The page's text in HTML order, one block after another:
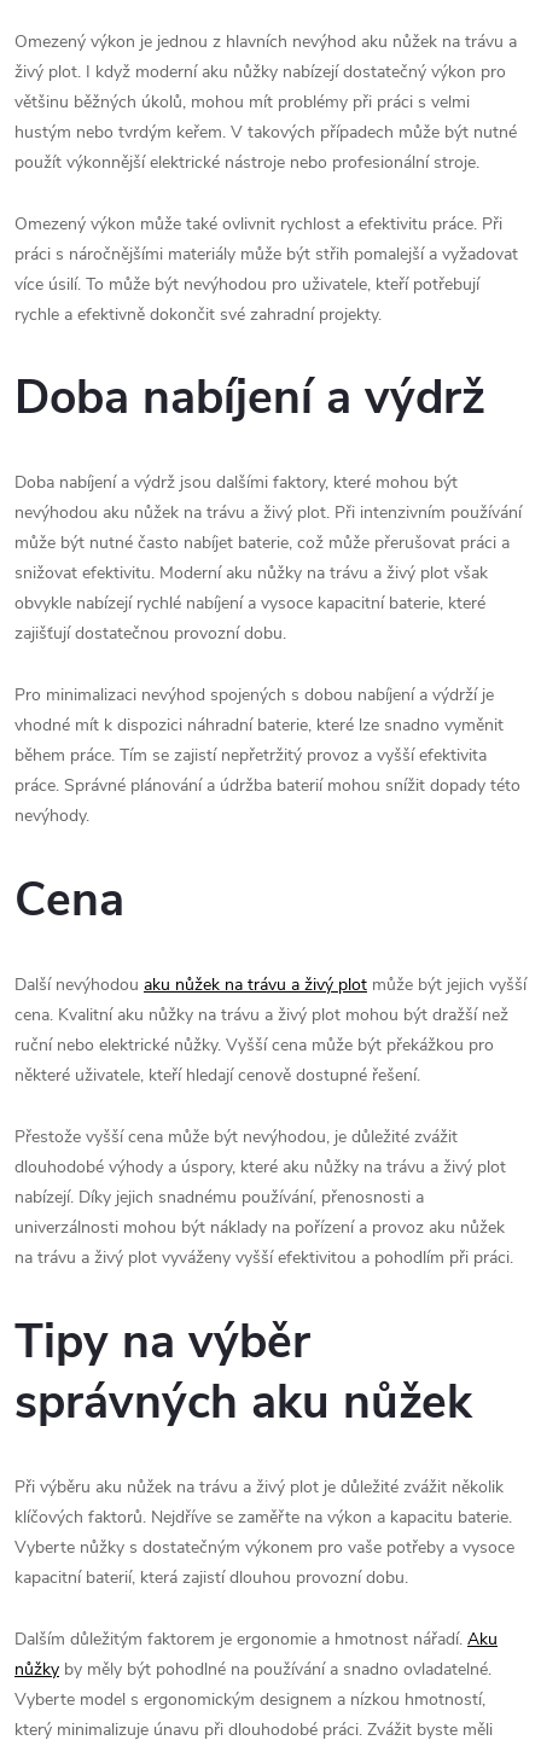
Omezený výkon je jednou z hlavních nevýhod aku nůžek na trávu a
živý plot. I když moderní aku nůžky nabízejí dostatečný výkon pro
většinu běžných úkolů, mohou mít problémy při práci s velmi
hustým nebo tvrdým keřem. V takových případech může být nutné
použít výkonnější elektrické nástroje nebo profesionální stroje.
Omezený výkon může také ovlivnit rychlost a efektivitu práce. Při
práci s náročnějšími materiály může být střih pomalejší a vyžadovat
více úsilí. To může být nevýhodou pro uživatele, kteří potřebují
rychle a efektivně dokončit své zahradní projekty.
Doba nabíjení a výdrž
Doba nabíjení a výdrž jsou dalšími faktory, které mohou být
nevýhodou aku nůžek na trávu a živý plot. Při intenzivním používání
může být nutné často nabíjet baterie, což může přerušovat práci a
snižovat efektivitu. Moderní aku nůžky na trávu a živý plot však
obvykle nabízejí rychlé nabíjení a vysoce kapacitní baterie, které
zajišťují dostatečnou provozní dobu.
Pro minimalizaci nevýhod spojených s dobou nabíjení a výdrží je
vhodné mít k dispozici náhradní baterie, které lze snadno vyměnit
během práce. Tím se zajistí nepřetržitý provoz a vyšší efektivita
práce. Správné plánování a údržba baterií mohou snížit dopady této
nevýhody.
Cena
Další nevýhodou aku nůžek na trávu a živý plot může být jejich vyšší
cena. Kvalitní aku nůžky na trávu a živý plot mohou být dražší než
ruční nebo elektrické nůžky. Vyšší cena může být překážkou pro
některé uživatele, kteří hledají cenově dostupné řešení.
Přestože vyšší cena může být nevýhodou, je důležité zvážit
dlouhodobé výhody a úspory, které aku nůžky na trávu a živý plot
nabízejí. Díky jejich snadnému používání, přenosnosti a
univerzálnosti mohou být náklady na pořízení a provoz aku nůžek
na trávu a živý plot vyváženy vyšší efektivitou a pohodlím při práci.
Tipy na výběr
správných aku nůžek
Při výběru aku nůžek na trávu a živý plot je důležité zvážit několik
klíčových faktorů. Nejdříve se zaměřte na výkon a kapacitu baterie.
Vyberte nůžky s dostatečným výkonem pro vaše potřeby a vysoce
kapacitní baterií, která zajistí dlouhou provozní dobu.
Dalším důležitým faktorem je ergonomie a hmotnost nářadí. Aku
nůžky by měly být pohodlné na používání a snadno ovladatelné.
Vyberte model s ergonomickým designem a nízkou hmotností,
který minimalizuje únavu při dlouhodobé práci. Zvážit byste měli